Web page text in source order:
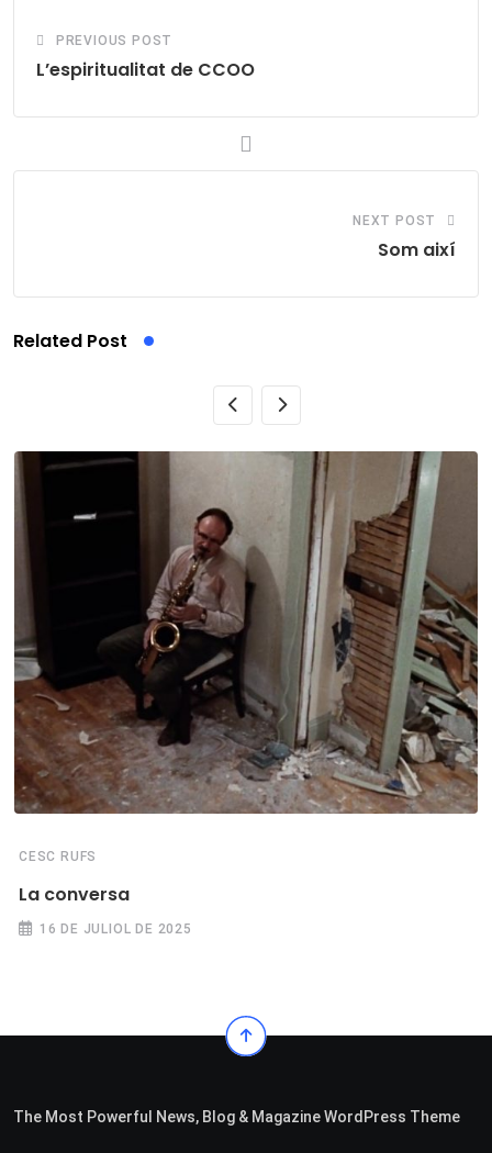
PREVIOUS POST
L’espiritualitat de CCOO
NEXT POST
Som així
Related Post
CESC RUFS
La conversa
16 DE JULIOL DE 2025
The Most Powerful News, Blog & Magazine WordPress Theme